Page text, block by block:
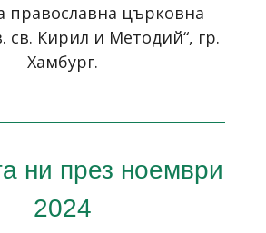
православна църковна
св. Кирил и Методий“, гр.
Хамбург.
ни през ноември
2024